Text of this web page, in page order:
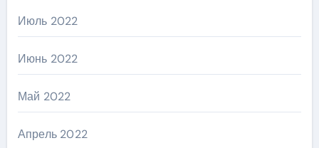
Июль 2022
Июнь 2022
Май 2022
Апрель 2022